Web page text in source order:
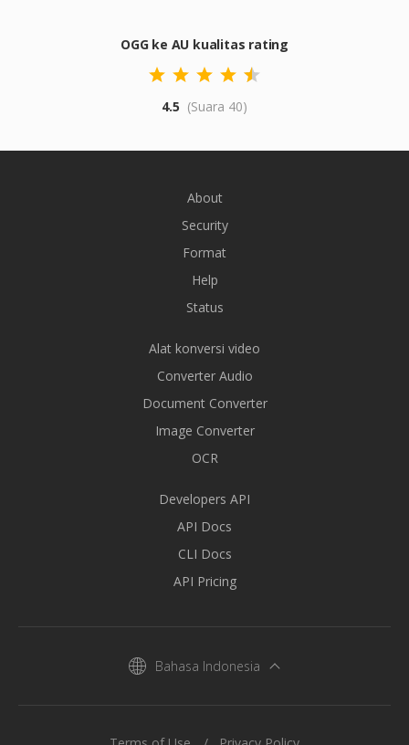
OGG ke AU kualitas rating
4.5 (Suara 40)
About
Security
Format
Help
Status
Alat konversi video
Converter Audio
Document Converter
Image Converter
OCR
Developers API
API Docs
CLI Docs
API Pricing
Bahasa Indonesia